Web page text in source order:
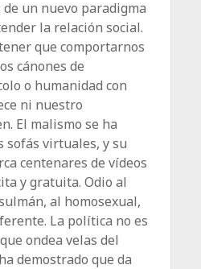
un nuevo paradigma
la relación social.
que comportarnos
cánones de
o humanidad con
ni nuestro
El malismo se ha
sofás virtuales, y su
centenares de vídeos
y gratuita. Odio al
al homosexual,
La política no es
ondea velas del
demostrado que da